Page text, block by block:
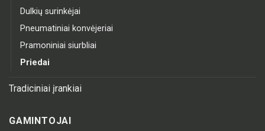
Dulkių surinkėjai
Pneumatiniai konvėjeriai
Pramoniniai siurbliai
Priedai
Tradiciniai įrankiai
GAMINTOJAI